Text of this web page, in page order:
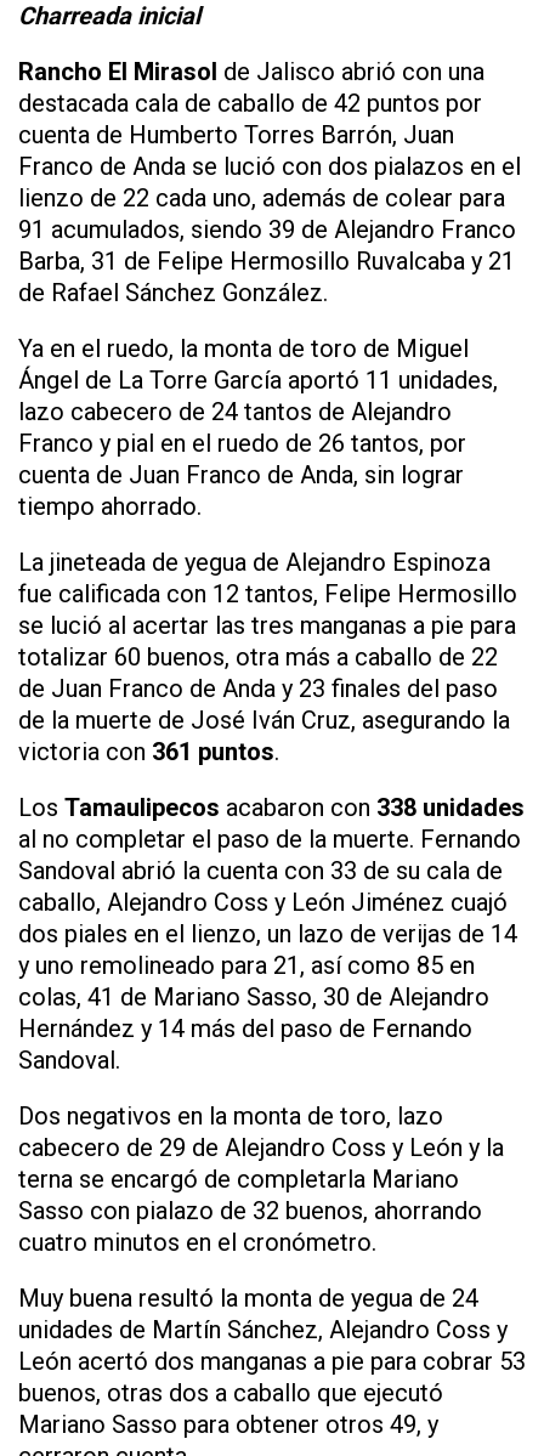
Charreada inicial
Rancho El Mirasol de Jalisco abrió con una
destacada cala de caballo de 42 puntos por
cuenta de Humberto Torres Barrón, Juan
Franco de Anda se lució con dos pialazos en el
lienzo de 22 cada uno, además de colear para
91 acumulados, siendo 39 de Alejandro Franco
Barba, 31 de Felipe Hermosillo Ruvalcaba y 21
de Rafael Sánchez González.
Ya en el ruedo, la monta de toro de Miguel
Ángel de La Torre García aportó 11 unidades,
lazo cabecero de 24 tantos de Alejandro
Franco y pial en el ruedo de 26 tantos, por
cuenta de Juan Franco de Anda, sin lograr
tiempo ahorrado.
La jineteada de yegua de Alejandro Espinoza
fue calificada con 12 tantos, Felipe Hermosillo
se lució al acertar las tres manganas a pie para
totalizar 60 buenos, otra más a caballo de 22
de Juan Franco de Anda y 23 finales del paso
de la muerte de José Iván Cruz, asegurando la
victoria con 361 puntos.
Los Tamaulipecos acabaron con 338 unidades
al no completar el paso de la muerte. Fernando
Sandoval abrió la cuenta con 33 de su cala de
caballo, Alejandro Coss y León Jiménez cuajó
dos piales en el lienzo, un lazo de verijas de 14
y uno remolineado para 21, así como 85 en
colas, 41 de Mariano Sasso, 30 de Alejandro
Hernández y 14 más del paso de Fernando
Sandoval.
Dos negativos en la monta de toro, lazo
cabecero de 29 de Alejandro Coss y León y la
terna se encargó de completarla Mariano
Sasso con pialazo de 32 buenos, ahorrando
cuatro minutos en el cronómetro.
Muy buena resultó la monta de yegua de 24
unidades de Martín Sánchez, Alejandro Coss y
León acertó dos manganas a pie para cobrar 53
buenos, otras dos a caballo que ejecutó
Mariano Sasso para obtener otros 49, y